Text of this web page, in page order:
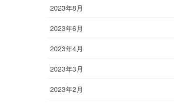
2023年8月
2023年6月
2023年4月
2023年3月
2023年2月